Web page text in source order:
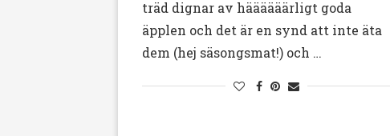
träd dignar av häääääärligt goda
äpplen och det är en synd att inte äta
dem (hej säsongsmat!) och …